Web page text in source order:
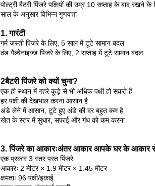
पोल्ट्री बैटरी पिंजरे पक्षियों की उम्र 10 सप्ताह के बाद
साल के अनुसार विभिन्न गुणवत्ता
1. गारंटी
गर्म जस्ती पिंजरे के लिए, 5 साल में टूटे सामान बदल
ठंड गैल्वेनाइज्ड पिंजरे के लिए, 2 सप्ताह में टूटे सामान बदल
2बैटरी पिंजरे को क्यों चुना?
एक ही स्थान में गहरे कूड़े से भी अधिक पक्षी हो सकते हैं
हर पक्षी की देखभाल करना आसान है
अंडे लेने में आसान, टूटे हुए अंडे की दर बहुत कम है
खेत के स्तर में सुधार, सफाई और गंध को कम करना
3. पिंजरे का आकारःअंतर आकार आपके घर के आकार
एक प्रकार 3 स्तर परत पिंजरे
आकारः 2 मीटर × 1.9 मीटर × 1.45 मीटर
क्षमताः 96 पक्षी/इकाई